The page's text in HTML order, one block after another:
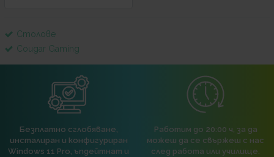
Столове
Cougar Gaming
Безплатно сглобяване,
инсталиран и конфигуриран
Windows 11 Pro, ъпдейтнат и
Работим до 20:00 ч, за да
можеш да се свържеш с нас
след работа или училище.